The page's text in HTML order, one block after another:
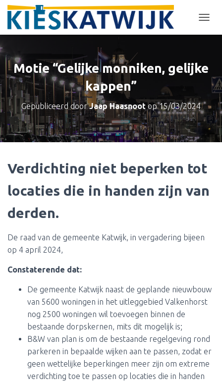
O
E
V
I
G
Motie “Gelijke monniken, gelijke
kappen”
Gepubliceerd doorJaap Haasnoot op15/03/2024
Verdichting niet beperken tot
locaties die in handen zijn van
derden.
De raad van de gemeente Katwijk, in vergadering bijeen
op 4 april 2024,
Constaterende dat:
De gemeente Katwijk naast de geplande nieuwbouw
van 5600 woningen in het uitleggebied Valkenhorst
nog 2500 woningen wil toevoegen binnen de
bestaande dorpskernen, mits dit mogelijk is;
B&W van plan is om de bestaande regelgeving rond
parkeren in bepaalde wijken aan te passen, zodat er
geen wettelijke beperkingen meer zijn om extreme
verdichting toe te passen op locaties die in handen